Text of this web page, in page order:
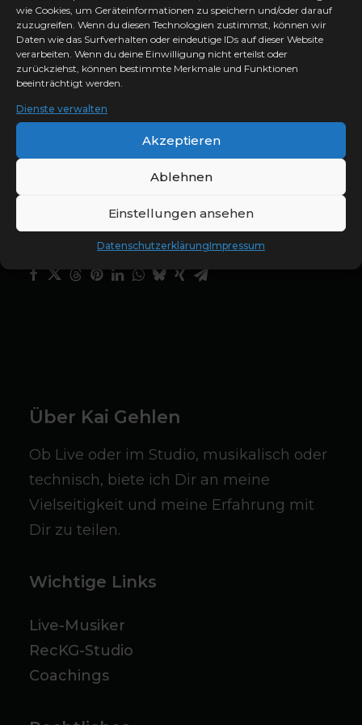
wie Cookies, um Geräteinformationen zu speichern und/oder darauf
zuzugreifen. Wenn du diesen Technologien zustimmst, können wir
Daten wie das Surfverhalten oder eindeutige IDs auf dieser Website
verarbeiten. Wenn du deine Einwilligung nicht erteilst oder
zurückziehst, können bestimmte Merkmale und Funktionen
beeinträchtigt werden.
Dienste verwalten
Akzeptieren
Ablehnen
Einstellungen ansehen
DatenschutzerklärungImpressum
Albums „Was wäre wenn“. Gut ein Jahr
später kann ich erste Eindrücke
präsentieren. Jetzt bekommt alles noch
den letzten Schliff und geht nächste
Woche in Druck… Ein gutes Gefühl!!
DEUTSCH ROCK POP MUSIK SONGWRITING
Über Kai Gehlen
Ob Live oder im Studio, musikalisch oder
technisch, biete ich Dir an meine
Vielseitigkeit und meine Erfahrung mit
Dir zu teilen.
Wichtige Links
Live-Musiker
RecKG-Studio
Coachings